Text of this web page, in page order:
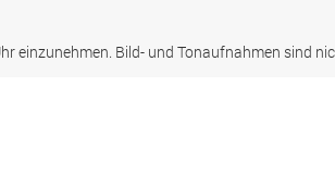
einzunehmen. Bild- und Tonaufnahmen sind